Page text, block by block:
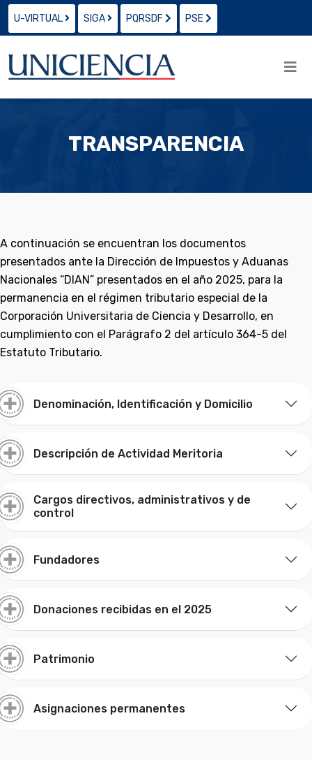
U-VIRTUAL SIGA PQRSDF PSE
TRANSPARENCIA
A continuación se encuentran los documentos
presentados ante la Dirección de Impuestos y Aduanas
Nacionales “DIAN” presentados en el año 2025, para la
permanencia en el régimen tributario especial de la
Corporación Universitaria de Ciencia y Desarrollo, en
cumplimiento con el Parágrafo 2 del artículo 364-5 del
Estatuto Tributario.
Denominación, Identificación y Domicilio
Descripción de Actividad Meritoria
Cargos directivos, administrativos y de
control
Fundadores
Donaciones recibidas en el 2025
Patrimonio
Asignaciones permanentes